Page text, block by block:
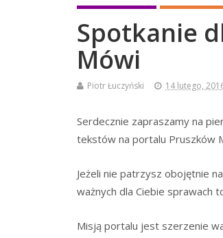
Spotkanie
Mówi
Piotr Łuczyński 14 lutego,
Serdecznie zapraszamy na
tekstów na portalu Pruszków
Jeżeli nie patrzysz obojętnie
ważnych dla Ciebie sprawach
Misją portalu jest szerzenie